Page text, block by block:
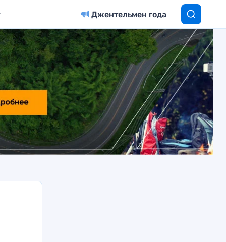
Джентельмен года